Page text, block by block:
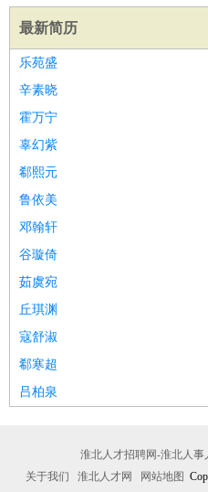
最新简历
乐苑盛
辛素晓
霍万宁
辜幻紫
郗熙元
鲁依美
邓翰轩
谷璇倚
茹虞宛
丘琪渊
寇舒淑
郗寒超
吕柏泉
淮北人才招聘网-淮北人
关于我们
淮北人才网 网站地图